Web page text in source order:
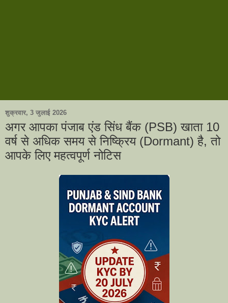
शुक्रवार, 3 जुलाई 2026
अगर आपका पंजाब एंड सिंध बैंक (PSB) खाता 10
वर्ष से अधिक समय से निष्क्रिय (Dormant) है, तो
आपके लिए महत्वपूर्ण नोटिस